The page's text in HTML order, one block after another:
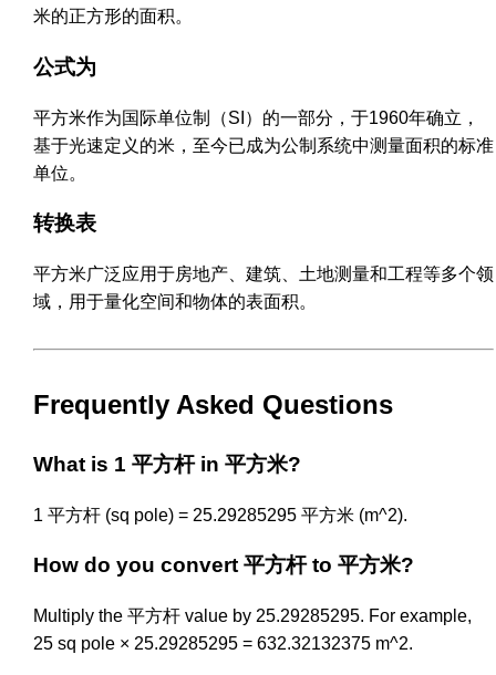
米的正方形的面积。
公式为
平方米作为国际单位制（SI）的一部分，于1960年确立，
基于光速定义的米，至今已成为公制系统中测量面积的标准
单位。
转换表
平方米广泛应用于房地产、建筑、土地测量和工程等多个领
域，用于量化空间和物体的表面积。
Frequently Asked Questions
What is 1 平方杆 in 平方米?
1 平方杆 (sq pole) = 25.29285295 平方米 (m^2).
How do you convert 平方杆 to 平方米?
Multiply the 平方杆 value by 25.29285295. For example,
25 sq pole × 25.29285295 = 632.32132375 m^2.